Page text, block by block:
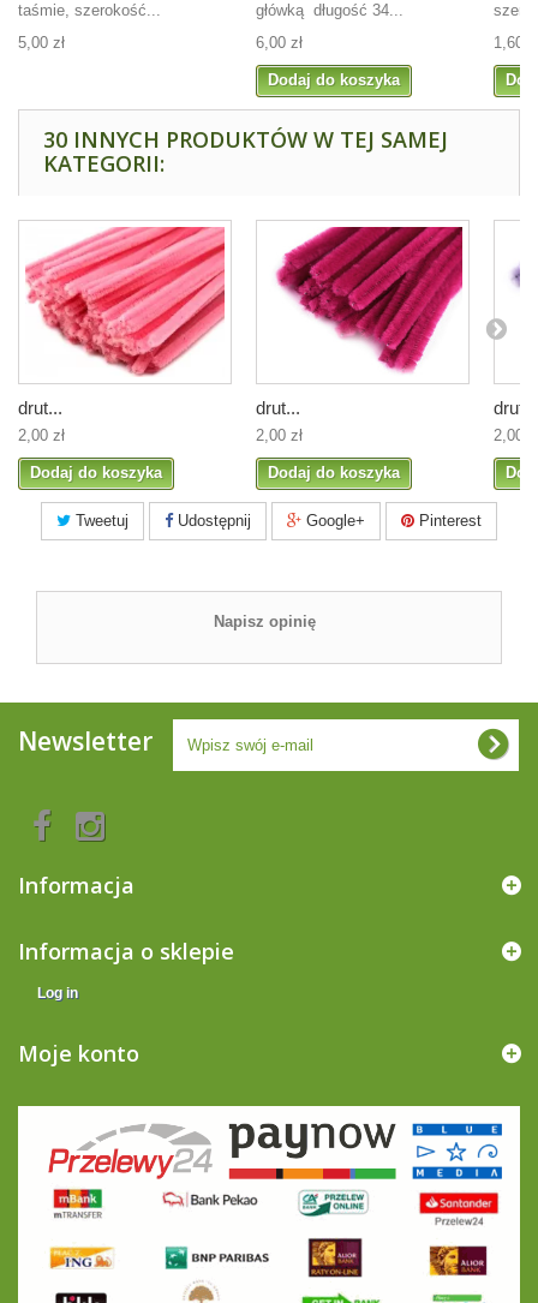
taśmie, szerokość...
5,00 zł
główką długość 34...
6,00 zł
Dodaj do koszyka
1,60
30 INNYCH PRODUKTÓW W TEJ SAMEJ
KATEGORII:
drut...
2,00 zł
Dodaj do koszyka
drut...
2,00 zł
Dodaj do koszyka
drut...
2,00
Tweetuj Udostępnij Google+ Pinterest
Napisz opinię
Newsletter
Informacja
Informacja o sklepie
Log in
Moje konto